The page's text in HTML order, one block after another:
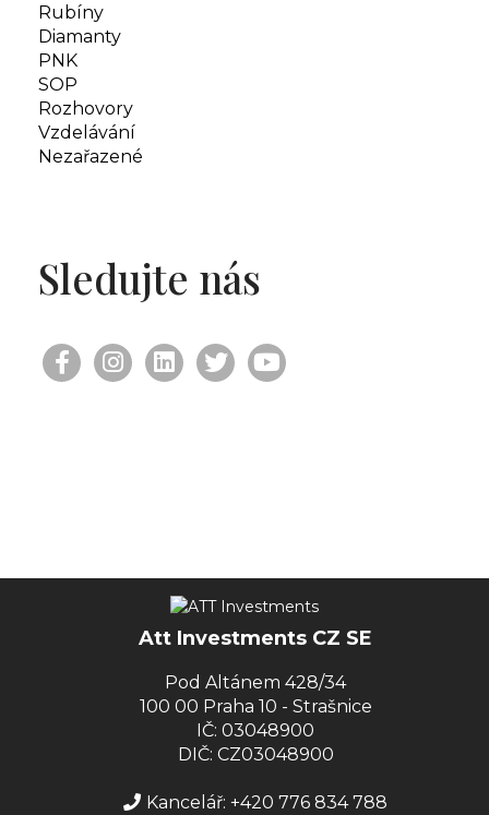
Rubíny
Diamanty
PNK
SOP
Rozhovory
Vzdelávání
Nezařazené
Sledujte nás
Att Investments CZ SE
Pod Altánem 428/34
100 00 Praha 10 - Strašnice
IČ: 03048900
DIČ: CZ03048900
Kancelář: +420 776 834 788